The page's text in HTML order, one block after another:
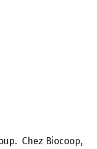
Chez Biocoop,